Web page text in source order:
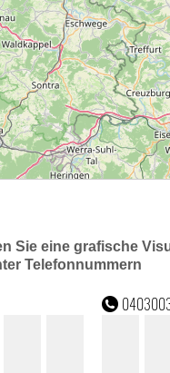
Sie eine grafische
Telefonnummern